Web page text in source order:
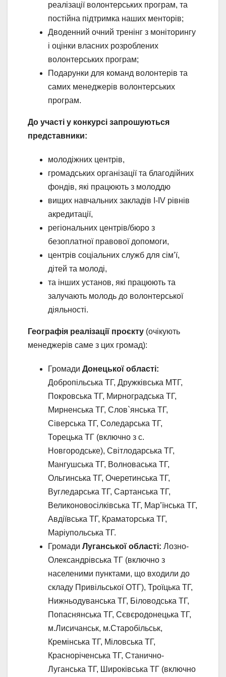
реалізації волонтерських програм, та
постійна підтримка наших менторів;
Дводенний очний тренінг з моніторингу
і оцінки власних розроблених
волонтерських програм;
Подарунки для команд волонтерів та
самих менеджерів волонтерських
програм.
До участі у конкурсі запрошуються
представники:
молодіжних центрів,
громадських організації та благодійних
фондів, які працюють з молоддю
вищих навчальних закладів І-IV рівнів
акредитації,
регіональних центрів/бюро з
безоплатної правової допомоги,
центрів соціальних служб для сім’ї,
дітей та молоді,
та інших установ, які працюють та
залучають молодь до волонтерської
діяльності.
Географія реалізації проєкту (очікують
менеджерів саме з цих громад):
Громади Донецької області:
Добропільська ТГ, Дружківська МТГ,
Покровська ТГ, Мирноградська ТГ,
Мирненська ТГ, Слов`янська ТГ,
Сіверська ТГ, Соледарська ТГ,
Торецька ТГ (включно з с.
Новгородське), Світлодарська ТГ,
Мангушська ТГ, Волноваська ТГ,
Ольгинська ТГ, Очеретинська ТГ,
Вугледарська ТГ, Сартанська ТГ,
Великоновосілківська ТГ, Мар’їнська ТГ,
Авдіївська ТГ, Краматорська ТГ,
Маріупольська ТГ.
Громади Луганської області: Лозно-
Олександрівська ТГ (включно з
населеними пунктами, що входили до
складу Привільської ОТГ), Троїцька ТГ,
Нижньодуванська ТГ, Біловодська ТГ,
Попаснянська ТГ, Сєвєродонецька ТГ,
м.Лисичанськ, м.Старобільськ,
Кремінська ТГ, Міловська ТГ,
Красноріченська ТГ, Станично-
Луганська ТГ, Широківська ТГ (включно